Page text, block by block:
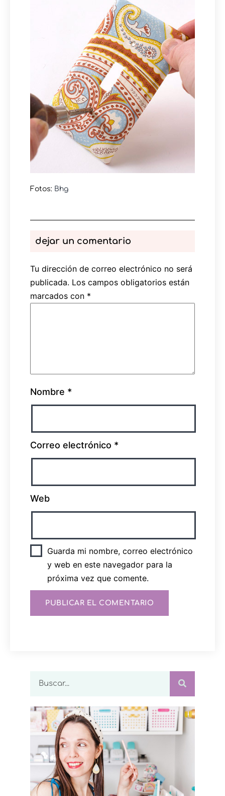
Fotos: Bhg
dejar un comentario
Tu dirección de correo electrónico no será
publicada. Los campos obligatorios están
marcados con *
Nombre *
Correo electrónico *
Web
Guarda mi nombre, correo electrónico
y web en este navegador para la
próxima vez que comente.